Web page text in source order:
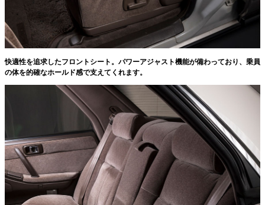
快適性を追求したフロントシート。パワーアジャスト機能が備わっており、乗員
の体を的確なホールド感で支えてくれます。